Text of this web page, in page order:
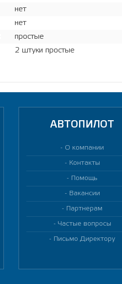
нет
нет
простые
2 штуки простые
АВТОПИЛОТ
О компании
Контакты
Помощь
Вакансии
Партнерам
Частые вопросы
Письмо Директору